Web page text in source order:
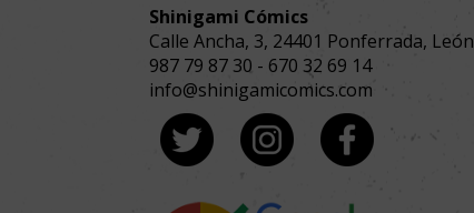
Shinigami Cómics
Calle Ancha, 3, 24401 Ponferrada, León
987 79 87 30 - 670 32 69 14
info@shinigamicomics.com